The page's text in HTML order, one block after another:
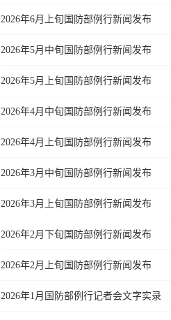
2026年6月上旬国防部例行新闻发布
2026年5月中旬国防部例行新闻发布
2026年5月上旬国防部例行新闻发布
2026年4月中旬国防部例行新闻发布
2026年4月上旬国防部例行新闻发布
2026年3月中旬国防部例行新闻发布
2026年3月上旬国防部例行新闻发布
2026年2月下旬国防部例行新闻发布
2026年2月上旬国防部例行新闻发布
2026年1月国防部例行记者会文字实录